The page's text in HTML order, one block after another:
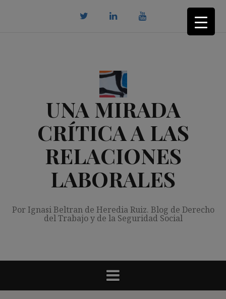
UNA MIRADA
CRÍTICA A LAS
RELACIONES
LABORALES
Por Ignasi Beltran de Heredia Ruiz. Blog de Derecho
del Trabajo y de la Seguridad Social